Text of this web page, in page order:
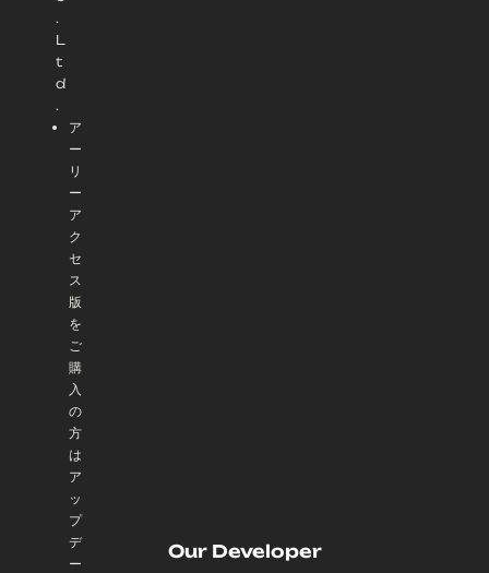
.
L
t
d
.
ア
ー
リ
ー
ア
ク
セ
ス
版
を
ご
購
入
の
方
は
ア
ッ
プ
デ
ー
Our Developer